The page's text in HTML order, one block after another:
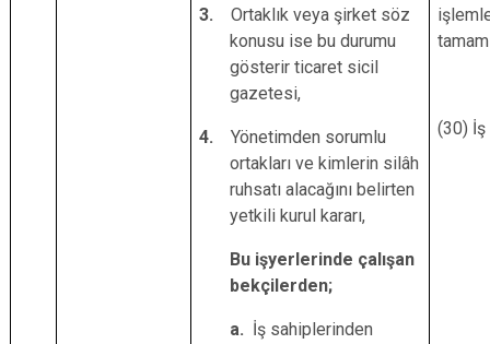
3. Ortaklık veya şirket söz
konusu ise bu durumu
gösterir ticaret sicil
gazetesi,
4. Yönetimden sorumlu
ortakları ve kimlerin silâh
ruhsatı alacağını belirten
yetkili kurul kararı,
Bu işyerlerinde çalışan
bekçilerden;
a. İş sahiplerinden
(30) İş